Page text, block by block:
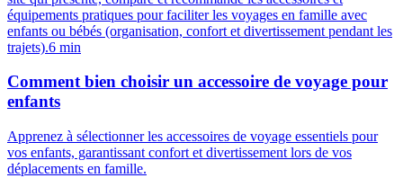
équipements pratiques pour faciliter les voyages en famille avec
enfants ou bébés (organisation, confort et divertissement pendant les
trajets).6 min
Comment bien choisir un accessoire de voyage pour
enfants
Apprenez à sélectionner les accessoires de voyage essentiels pour
vos enfants, garantissant confort et divertissement lors de vos
déplacements en famille.